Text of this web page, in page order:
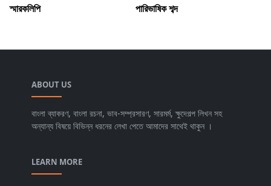
স্মারকলিপি
পারিভাষিক শব্দ
ABOUT US
বাংলা ব্যাকরণ, বাংলা রচনা, ভাব-সম্প্রসারণ, সারমর্ম, ক্ষুদেগল্প লিখন সহ
অন্যান্য বিষয়ে বিভিন্ন ধরনের লেখা পেতে আমাদের সাথেই থাকুন ।
LEARN MORE